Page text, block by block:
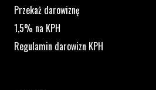
Przekaż darowiznę
1,5% na KPH
Regulamin darowizn KPH